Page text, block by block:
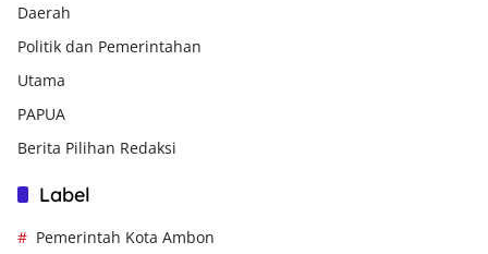
Daerah
Politik dan Pemerintahan
Utama
PAPUA
Berita Pilihan Redaksi
Label
Pemerintah Kota Ambon